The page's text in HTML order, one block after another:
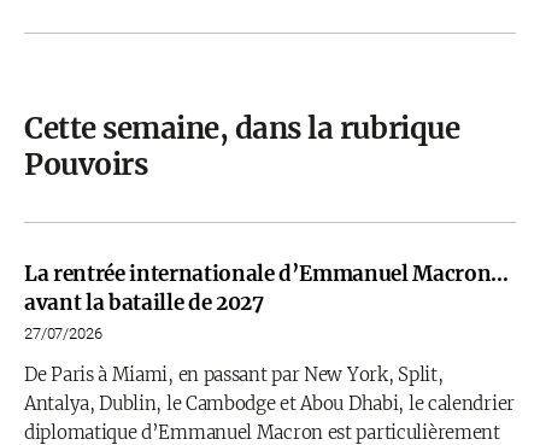
Cette semaine, dans la rubrique
Pouvoirs
La rentrée internationale d’Emmanuel Macron…
avant la bataille de 2027
27/07/2026
De Paris à Miami, en passant par New York, Split,
Antalya, Dublin, le Cambodge et Abou Dhabi, le calendrier
diplomatique d’Emmanuel Macron est particulièrement